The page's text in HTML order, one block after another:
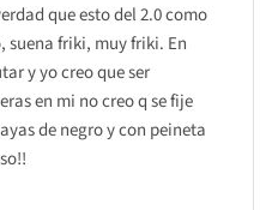
que esto del 2.0 como
suena friki, muy friki. En
y yo creo que ser
en mi no creo q se fije
de negro y con peineta